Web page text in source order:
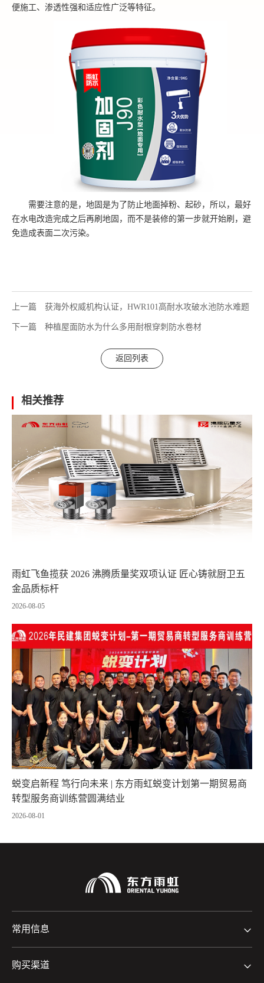
便施工、渗透性强和适应性广泛等特征。
需要注意的是，地固是为了防止地面掉粉、起砂，所以，最好
在水电改造完成之后再刷地固，而不是装修的第一步就开始刷，避
免造成表面二次污染。
上一篇 获海外权威机构认证，HWR101高耐水攻破水池防水难题
下一篇 种植屋面防水为什么多用耐根穿刺防水卷材
返回列表
相关推荐
雨虹飞鱼揽获 2026 沸腾质量奖双项认证 匠心铸就厨卫五
金品质标杆
2026-08-05
蜕变启新程 笃行向未来 | 东方雨虹蜕变计划第一期贸易商
转型服务商训练营圆满结业
2026-08-01
常用信息
购买渠道